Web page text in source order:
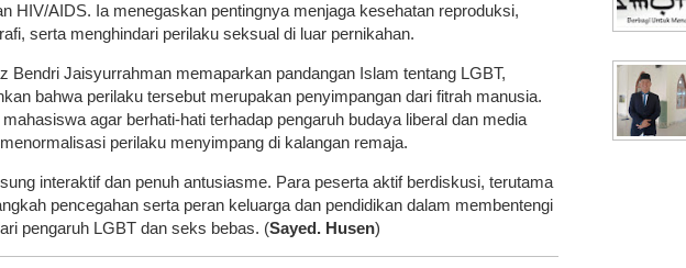
HIV/AIDS. Ia menegaskan pentingnya menjaga kesehatan reproduksi,
serta menghindari perilaku seksual di luar pernikahan.
Bendri Jaisyurrahman memaparkan pandangan Islam tentang LGBT,
bahwa perilaku tersebut merupakan penyimpangan dari fitrah manusia.
agar berhati-hati terhadap pengaruh budaya liberal dan media
perilaku menyimpang di kalangan remaja.
interaktif dan penuh antusiasme. Para peserta aktif berdiskusi, terutama
pencegahan serta peran keluarga dan pendidikan dalam membentengi
pengaruh LGBT dan seks bebas. (Sayed. Husen)